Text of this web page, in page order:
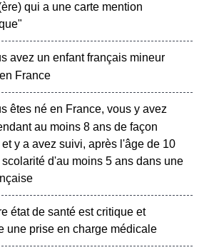
qui a une carte mention
avez un enfant français mineur
France
êtes né en France, vous y avez
au moins 8 ans de façon
y a avez suivi, après l'âge de 10
d'au moins 5 ans dans une
état de santé est critique et
une prise en charge médicale